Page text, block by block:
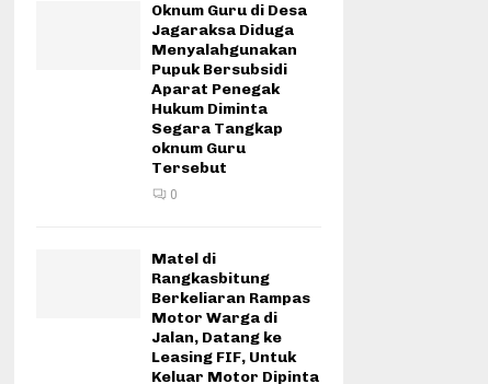
Oknum Guru di Desa
Jagaraksa Diduga
Menyalahgunakan
Pupuk Bersubsidi
Aparat Penegak
Hukum Diminta
Segara Tangkap
oknum Guru
Tersebut
0
Matel di
Rangkasbitung
Berkeliaran Rampas
Motor Warga di
Jalan, Datang ke
Leasing FIF, Untuk
Keluar Motor Dipinta